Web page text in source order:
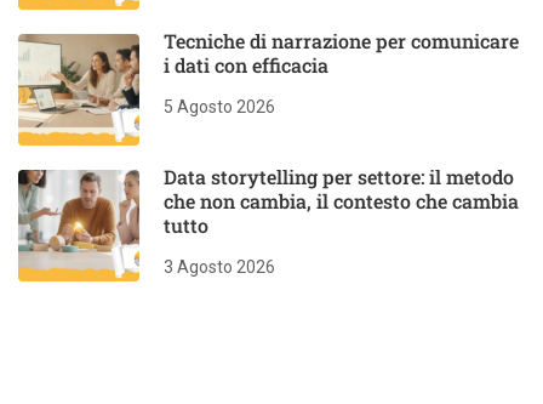
Tecniche di narrazione per comunicare
i dati con efficacia
5 Agosto 2026
Data storytelling per settore: il metodo
che non cambia, il contesto che cambia
tutto
3 Agosto 2026